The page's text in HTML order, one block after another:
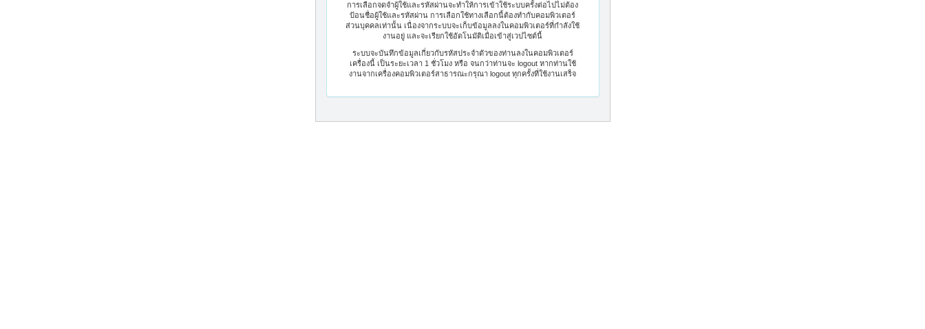
การเลือกจดจำผู้ใช้และรหัสผ่านจะทำให้การเข้าใช้ระบบครั้งต่อไปไม่ต้อง
ป้อนชื่อผู้ใช้และรหัสผ่าน การเลือกใช้ทางเลือกนี้ต้องทำกับคอมพิวเตอร์
ส่วนบุคคลเท่านั้น เนื่องจากระบบจะเก็บข้อมูลลงในคอมพิวเตอร์ที่กำลังใช้
งานอยู่ และจะเรียกใช้อัตโนมัติเมื่อเข้าสู่เวปไซต์นี้
ระบบจะบันทึกข้อมูลเกี่ยวกับรหัสประจำตัวของท่านลงในคอมพิวเตอร์
เครื่องนี้ เป็นระยะเวลา 1 ชั่วโมง หรือ จนกว่าท่านจะ logout หากท่านใช้
งานจากเครื่องคอมพิวเตอร์สาธารณะกรุณา logout ทุกครั้งที่ใช้งานเสร็จ